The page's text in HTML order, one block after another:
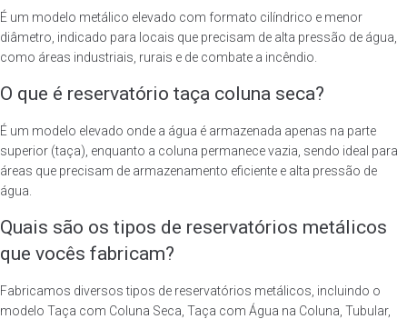
É um modelo metálico elevado com formato cilíndrico e menor
diâmetro, indicado para locais que precisam de alta pressão de água,
como áreas industriais, rurais e de combate a incêndio.
O que é reservatório taça coluna seca?
É um modelo elevado onde a água é armazenada apenas na parte
superior (taça), enquanto a coluna permanece vazia, sendo ideal para
áreas que precisam de armazenamento eficiente e alta pressão de
água.
Quais são os tipos de reservatórios metálicos
que vocês fabricam?
Fabricamos diversos tipos de reservatórios metálicos, incluindo o
modelo Taça com Coluna Seca, Taça com Água na Coluna, Tubular,